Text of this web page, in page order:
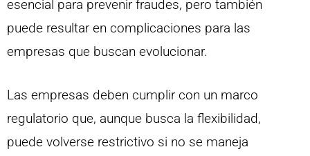
esencial para prevenir fraudes, pero también
puede resultar en complicaciones para las
empresas que buscan evolucionar.
Las empresas deben cumplir con un marco
regulatorio que, aunque busca la flexibilidad,
puede volverse restrictivo si no se maneja